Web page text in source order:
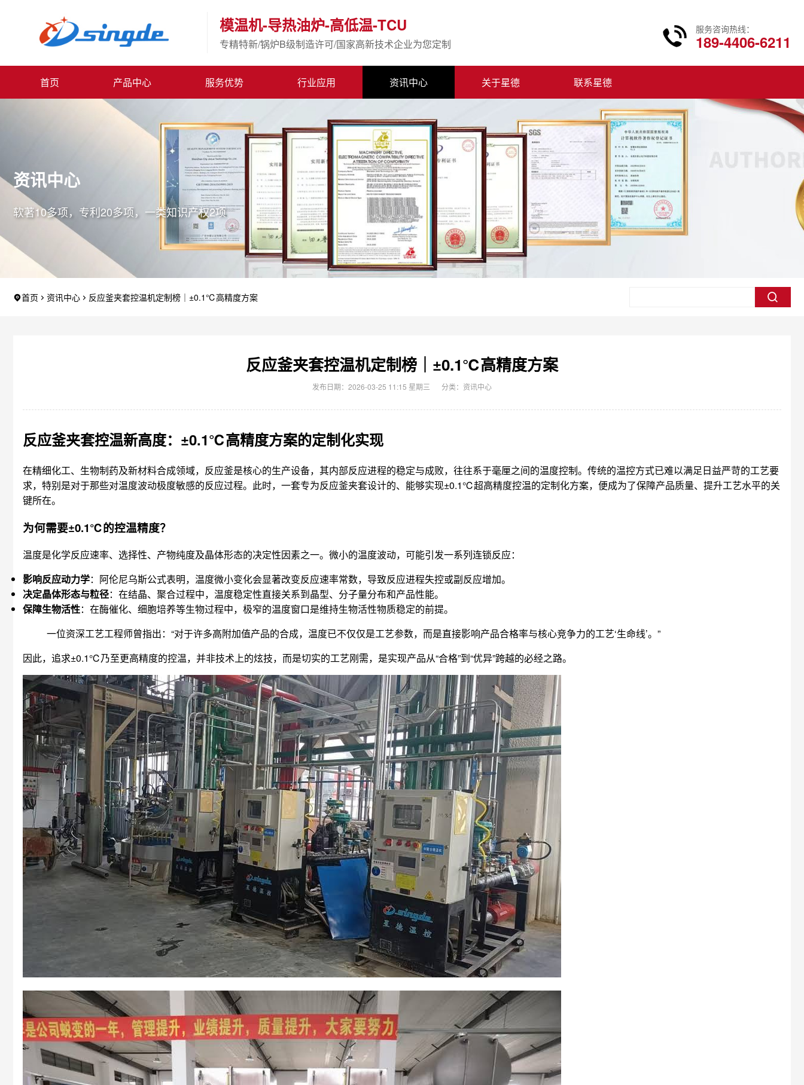
模温机-导热油炉-高低温-TCU
专精特新/锅炉B级制造许可/国家高新技术企业为您定制
服务咨询热线：
189-4406-6211
首页 产品中心 服务优势 行业应用 资讯中心 关于星德 联系星德
资讯中心
软著10多项，专利20多项，一类知识产权2项
首页 资讯中心 反应釜夹套控温机定制榜｜±0.1℃高精度方案
反应釜夹套控温机定制榜｜±0.1℃高精度方案
发布日期：2026-03-25 11:15 星期三 分类： 资讯中心
反应釜夹套控温新高度：±0.1℃高精度方案的定制化实现
在精细化工、生物制药及新材料合成领域，反应釜是核心的生产设备，其内部反应进程的稳定与成败，往往系于毫厘之间的温度控制。传统的温控方式已难以满足日益严苛的工艺要
求，特别是对于那些对温度波动极度敏感的反应过程。此时，一套专为反应釜夹套设计的、能够实现±0.1℃超高精度控温的定制化方案，便成为了保障产品质量、提升工艺水平的关
键所在。
为何需要±0.1℃的控温精度？
温度是化学反应速率、选择性、产物纯度及晶体形态的决定性因素之一。微小的温度波动，可能引发一系列连锁反应：
影响反应动力学：阿伦尼乌斯公式表明，温度微小变化会显著改变反应速率常数，导致反应进程失控或副反应增加。
决定晶体形态与粒径：在结晶、聚合过程中，温度稳定性直接关系到晶型、分子量分布和产品性能。
保障生物活性：在酶催化、细胞培养等生物过程中，极窄的温度窗口是维持生物活性物质稳定的前提。
一位资深工艺工程师曾指出：“对于许多高附加值产品的合成，温度已不仅仅是工艺参数，而是直接影响产品合格率与核心竞争力的工艺‘生命线’。”
因此，追求±0.1℃乃至更高精度的控温，并非技术上的炫技，而是切实的工艺刚需，是实现产品从“合格”到“优异”跨越的必经之路。